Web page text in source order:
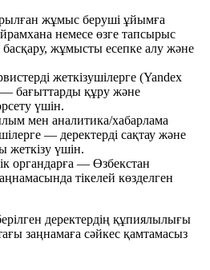
жұмыс беруші ұйымға
немесе өзге тапсырыс
басқару, жұмысты есепке алу және
жеткізушілерге (Yandex
бағыттарды құру және
үшін.
мен аналитика/хабарлама
— деректерді сақтау және
жеткізу үшін.
органдарға — Өзбекстан
тікелей көзделген
деректердің құпиялылығы
заңнамаға сәйкес қамтамасыз